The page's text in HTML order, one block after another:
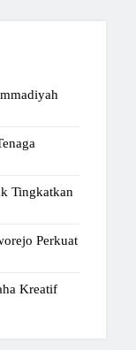
Tingkatkan
Perkuat
Kreatif